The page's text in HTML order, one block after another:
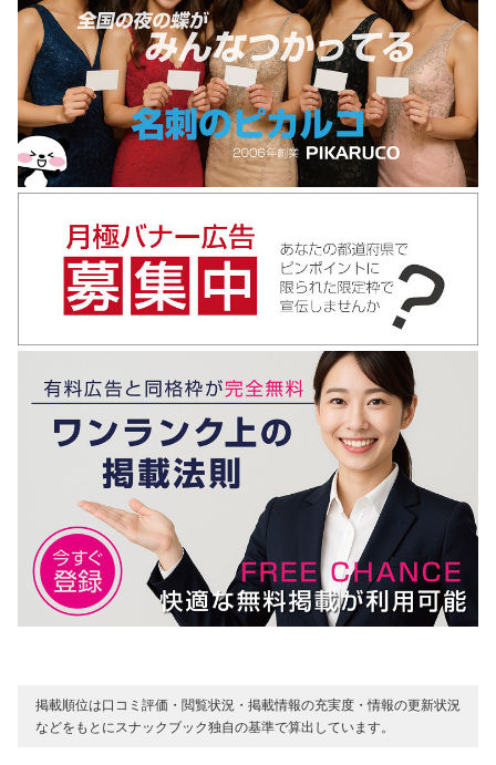
掲載順位は口コミ評価・閲覧状況・掲載情報の充実度・情報の更新状況
などをもとにスナックブック独自の基準で算出しています。